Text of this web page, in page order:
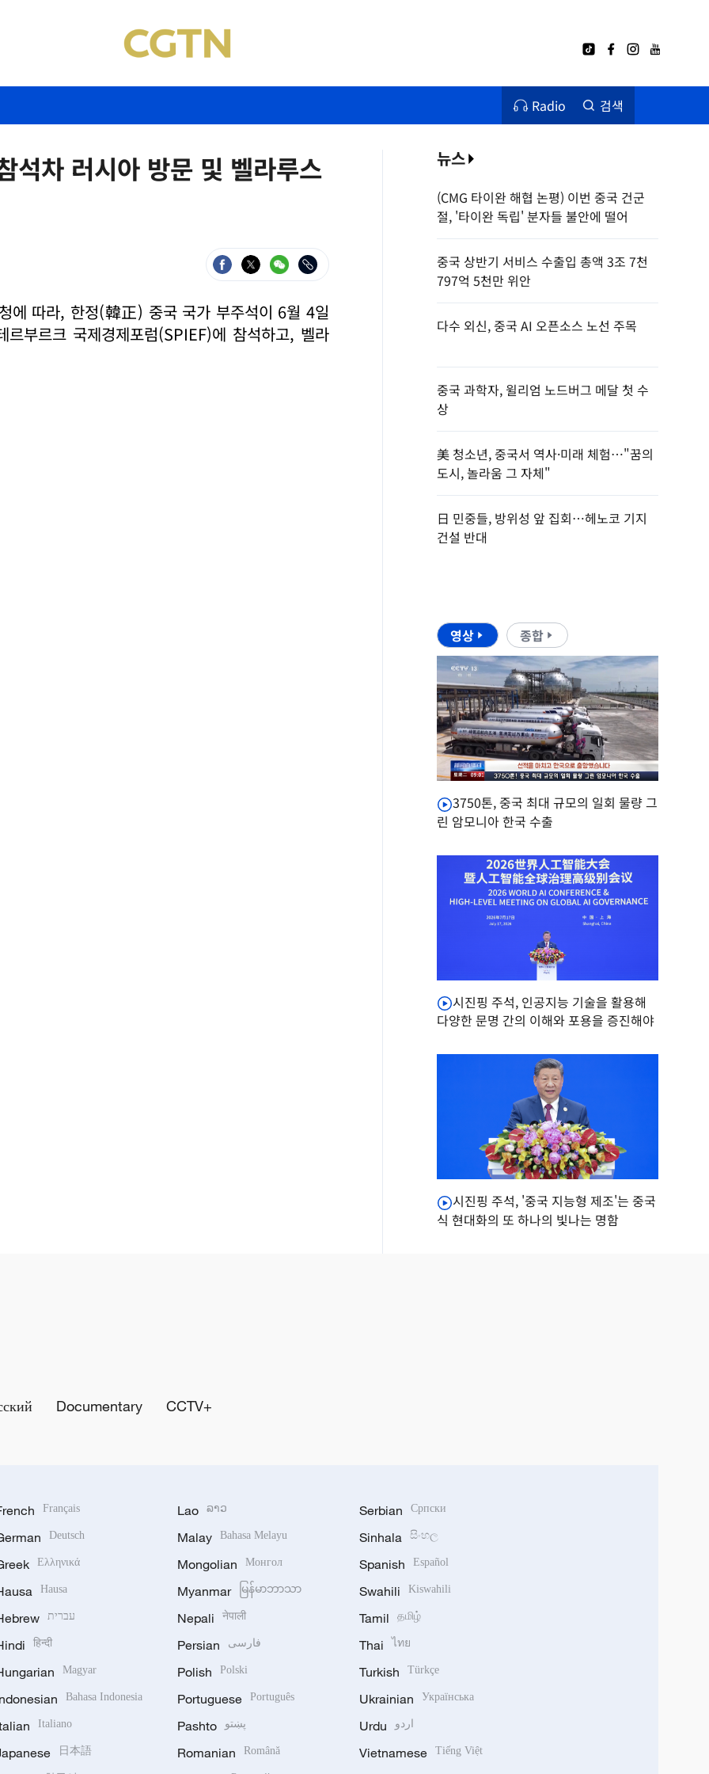
Radio 검색
차 러시아 방문 및 벨라루스
에 따라, 한정(韓正) 중국 국가 부주석이 6월 4일
부르크 국제경제포럼(SPIEF)에 참석하고, 벨라
뉴스
(CMG 타이완 해협 논평) 이번 중국 건군
절, '타이완 독립' 분자들 불안에 떨어
중국 상반기 서비스 수출입 총액 3조 7천
797억 5천만 위안
다수 외신, 중국 AI 오픈소스 노선 주목
중국 과학자, 윌리엄 노드버그 메달 첫 수
상
美 청소년, 중국서 역사·미래 체험…"꿈의
도시, 놀라움 그 자체"
日 민중들, 방위성 앞 집회…헤노코 기지
건설 반대
영상 종합
3750톤, 중국 최대 규모의 일회 물량 그
린 암모니아 한국 수출
시진핑 주석, 인공지능 기술을 활용해
다양한 문명 간의 이해와 포용을 증진해야
시진핑 주석, '중국 지능형 제조'는 중국
식 현대화의 또 하나의 빛나는 명함
Documentary CCTV+
Français
Deutsch
Ελληνικά
Hausa
עברית
हिन्दी
Magyar
Bahasa Indonesia
Italiano
日本語
Lao ລາວ
Malay Bahasa Melayu
Mongolian Монгол
Myanmar မြန်မာဘာသာ
Nepali नेपाली
Persian فارسی
Polish Polski
Portuguese Português
Pashto پښتو
Romanian Română
Serbian Српски
Sinhala සිංහල
Spanish Español
Swahili Kiswahili
Tamil தமிழ்
Thai ไทย
Turkish Türkçe
Ukrainian Українська
Urdu اردو
Vietnamese Tiếng Việt